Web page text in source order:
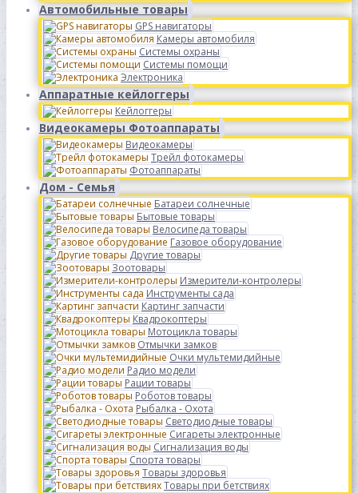
Автомобильные товары
GPS навигаторы
Камеры автомобиля
Системы охраны
Системы помощи
Электроника
Аппаратные кейлоггеры
Кейлоггеры
Видеокамеры Фотоаппараты
Видеокамеры
Трейл фотокамеры
Фотоаппараты
Дом - Семья
Батареи солнечные
Бытовые товары
Велосипеда товары
Газовое оборудование
Другие товары
Зоотовары
Измерители-контролеры
Инструменты сада
Картинг запчасти
Квадрокоптеры
Мотоцикла товары
Отмычки замков
Очки мультемидийные
Радио модели
Рации товары
Роботов товары
Рыбалка - Охота
Светодиодные товары
Сигареты электронные
Сигнализация воды
Спорта товары
Товары здоровья
Товары при бетствиях